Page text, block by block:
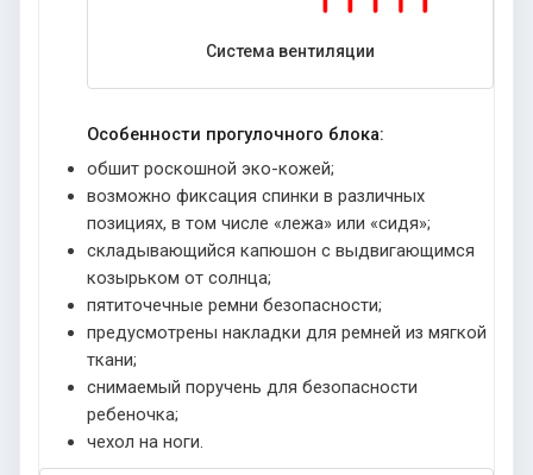
Система вентиляции
Особенности прогулочного блока:
обшит роскошной эко-кожей;
возможно фиксация спинки в различных
позициях, в том числе «лежа» или «сидя»;
складывающийся капюшон с выдвигающимся
козырьком от солнца;
пятиточечные ремни безопасности;
предусмотрены накладки для ремней из мягкой
ткани;
снимаемый поручень для безопасности
ребеночка;
чехол на ноги.